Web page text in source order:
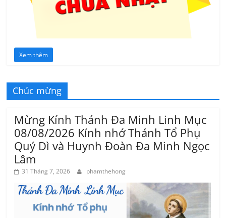
Xem thêm
Chúc mừng
Mừng Kính Thánh Đa Minh Linh Mục
08/08/2026 Kính nhớ Thánh Tổ Phụ
Quý Dì và Huynh Đoàn Đa Minh Ngọc
Lâm
31 Tháng 7, 2026 phamthehong